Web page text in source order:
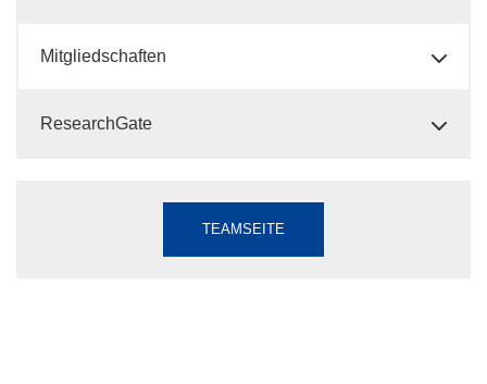
Mitgliedschaften
ResearchGate
TEAMSEITE